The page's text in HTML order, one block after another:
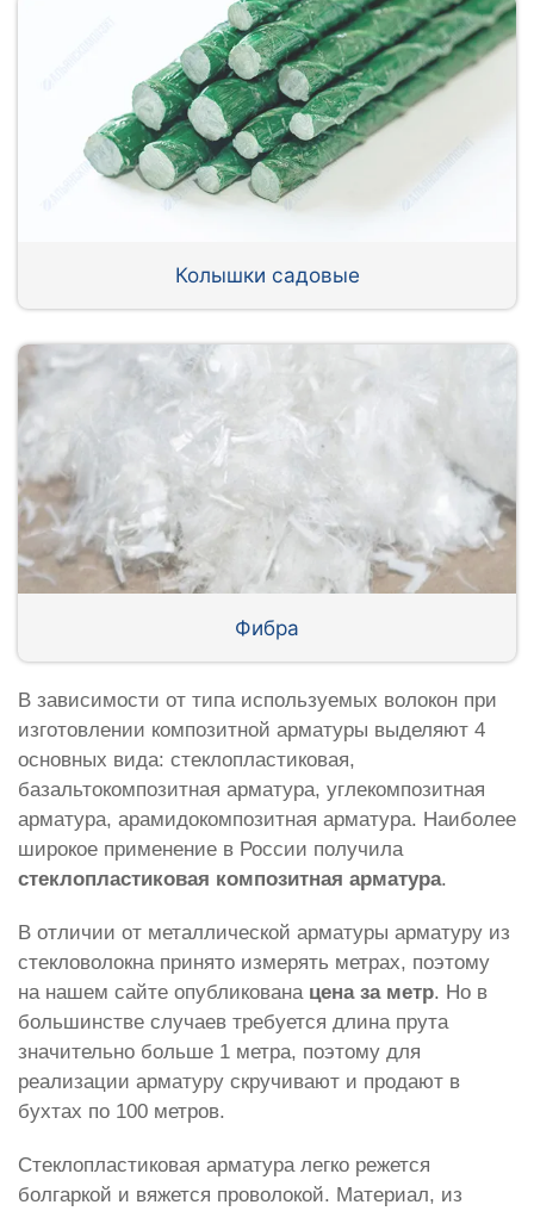
Колышки садовые
Фибра
В зависимости от типа используемых волокон при
изготовлении композитной арматуры выделяют 4
основных вида: стеклопластиковая,
базальтокомпозитная арматура, углекомпозитная
арматура, арамидокомпозитная арматура. Наиболее
широкое применение в России получила
стеклопластиковая композитная арматура.
В отличии от металлической арматуры арматуру из
стекловолокна принято измерять метрах, поэтому
на нашем сайте опубликована цена за метр. Но в
большинстве случаев требуется длина прута
значительно больше 1 метра, поэтому для
реализации арматуру скручивают и продают в
бухтах по 100 метров.
Стеклопластиковая арматура легко режется
болгаркой и вяжется проволокой. Материал, из